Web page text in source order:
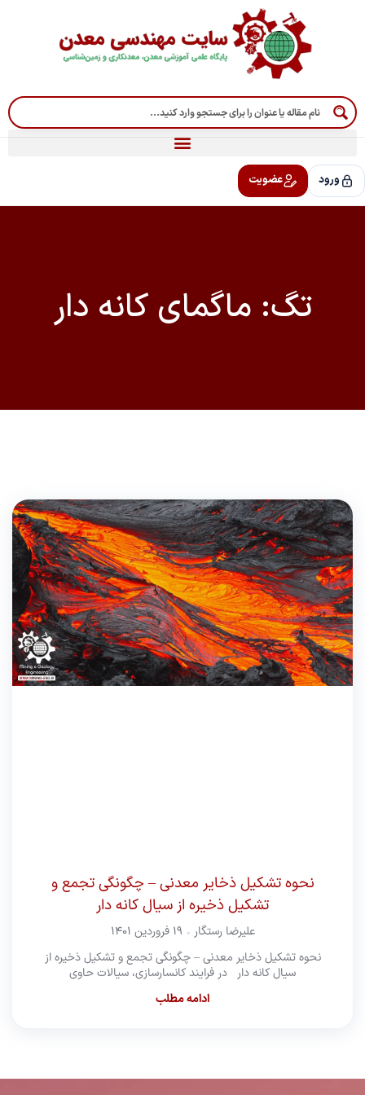
ورود عضویت
تگ: ماگمای کانه دار
نحوه تشکیل ذخایر معدنی – چگونگی تجمع و
تشکیل ذخیره از سیال کانه دار
علیرضا رستگار
نحوه تشکیل ذخایر معدنی – چگونگی تجمع و تشکیل ذخیره از
سیال کانه دار در فرایند کانسارسازی، سیالات حاوی
ادامه مطلب